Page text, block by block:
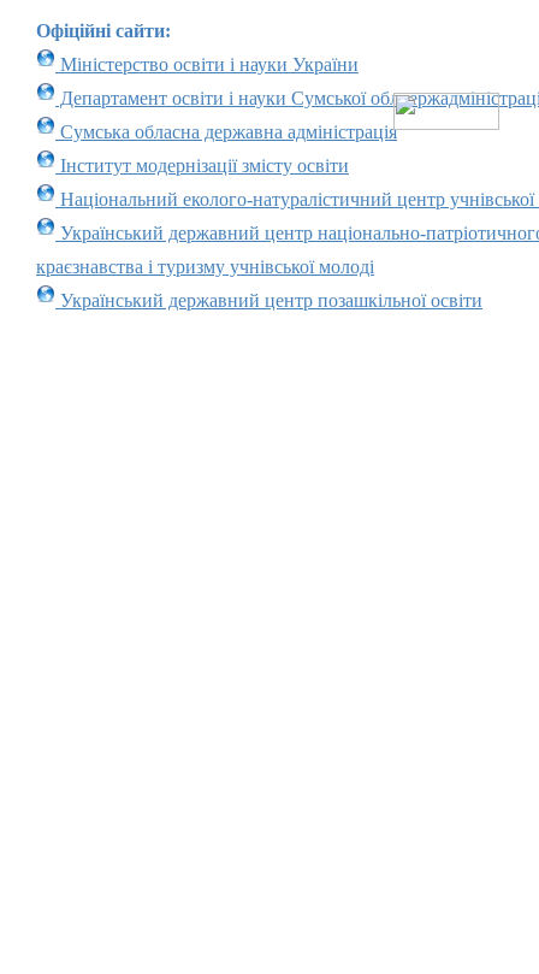
Офіційні сайти:
Міністерство освіти і науки України
Департамент освіти і науки Сумської
Сумська обласна державна адміністрація
Інститут модернізації змісту освіти
Національний еколого-натуралістичний центр учнівської
Український державний центр національно-
краєзнавства і туризму учнівської молоді
Український державний центр позашкільної освіти